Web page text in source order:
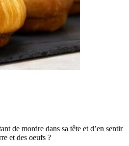
de mordre dans sa tête et d’en sentir
et des oeufs ?